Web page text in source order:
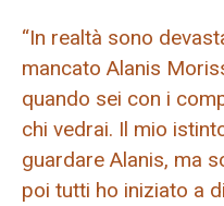
“In realtà sono
mancato Alanis
quando sei con i
chi vedrai. Il mio
guardare Alanis, ma
poi tutti ho iniziato a